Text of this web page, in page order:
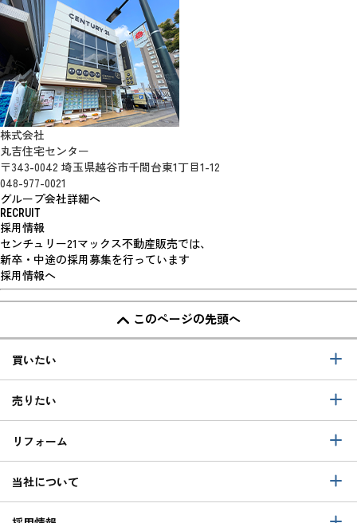
株式会社
丸吉住宅センター
〒343-0042 埼玉県越谷市千間台東1丁目1-12
048-977-0021
グループ会社詳細へ
RECRUIT
採用情報
センチュリー21マックス不動産販売では、
新卒・中途の採用募集を行っています
採用情報へ
このページの先頭へ
買いたい
売りたい
リフォーム
当社について